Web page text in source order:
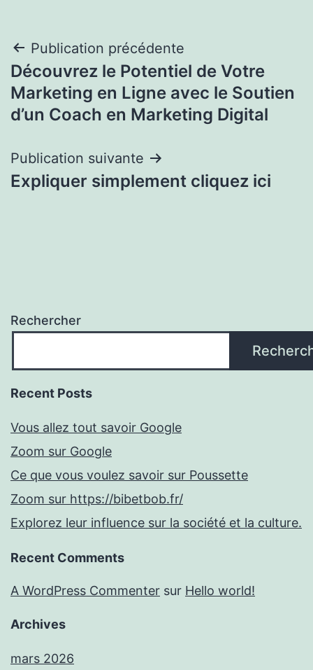
Navigation
de
l’article
Publication précédente
Découvrez le Potentiel de Votre
Marketing en Ligne avec le Soutien
d’un Coach en Marketing Digital
Publication suivante
Expliquer simplement cliquez ici
Rechercher
Recent Posts
Vous allez tout savoir Google
Zoom sur Google
Ce que vous voulez savoir sur Poussette
Zoom sur https://bibetbob.fr/
Explorez leur influence sur la société et la culture.
Recent Comments
A WordPress Commenter sur Hello world!
Archives
mars 2026